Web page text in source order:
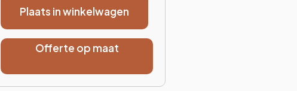
Plaats in winkelwagen
Offerte op maat